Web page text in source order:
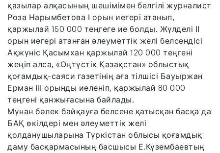
қазылар алқасының шешімімен белгілі журналист
Роза Нарымбетова І орын иегері атанып,
қаржылай 150 000 теңгеге ие болды. Жүлделі ІІ
орын иегері атанған әлеуметтік желі белсендісі
Ақжүніс Қасымхан қаржылай 120 000 теңгені
жеңіп алса, «Оңтүстік Қазақстан» облыстық
қоғамдық-саяси газетінің аға тілшісі Бауыржан
Ерман ІІІ орынды иеленіп, қаржылай 80 000
теңгені қанжығасына байлады.
Мұнан бөлек байқауға белсене қатысқан басқа да
БАҚ өкілдері мен әлеуметтік желі
қолданушыларына Түркістан облысы қоғамдық
даму басқармасының басшысы Е.Күзембаевтың